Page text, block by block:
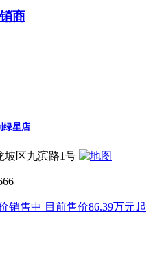
商
绿星店
坡区九滨路1号
销售中 目前售价86.39万元起